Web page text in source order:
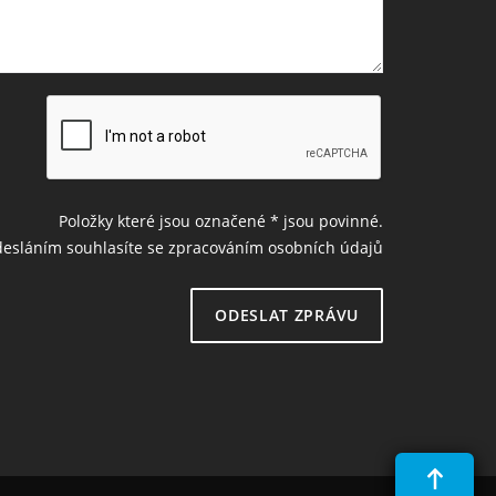
Položky které jsou označené * jsou povinné.
souhlasíte se zpracováním osobních údajů
ODESLAT ZPRÁVU